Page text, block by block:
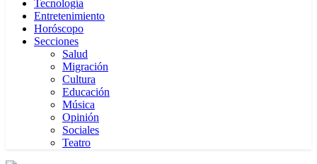
Tecnología
Entretenimiento
Horóscopo
Secciones
Salud
Migración
Cultura
Educación
Música
Opinión
Sociales
Teatro